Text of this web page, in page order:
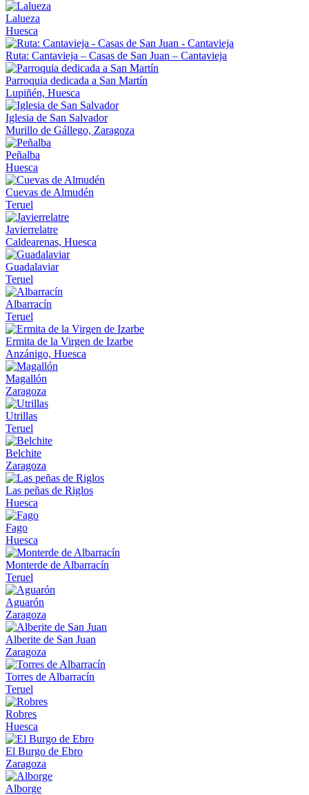
Lalueza
Huesca
Ruta: Cantavieja – Casas de San Juan – Cantavieja
Parroquia dedicada a San Martín
Lupiñén, Huesca
Iglesia de San Salvador
Murillo de Gállego, Zaragoza
Peñalba
Huesca
Cuevas de Almudén
Teruel
Javierrelatre
Caldearenas, Huesca
Guadalaviar
Teruel
Albarracín
Teruel
Ermita de la Virgen de Izarbe
Anzánigo, Huesca
Magallón
Zaragoza
Utrillas
Teruel
Belchite
Zaragoza
Las peñas de Riglos
Huesca
Fago
Huesca
Monterde de Albarracín
Teruel
Aguarón
Zaragoza
Alberite de San Juan
Zaragoza
Torres de Albarracín
Teruel
Robres
Huesca
El Burgo de Ebro
Zaragoza
Alborge